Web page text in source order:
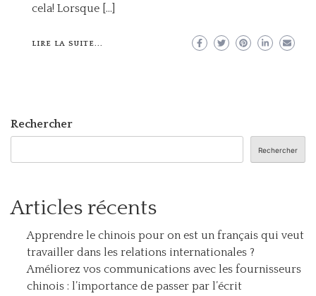
cela! Lorsque […]
LIRE LA SUITE...
Rechercher
Rechercher
Articles récents
Apprendre le chinois pour on est un français qui veut
travailler dans les relations internationales ?
Améliorez vos communications avec les fournisseurs
chinois : l’importance de passer par l’écrit